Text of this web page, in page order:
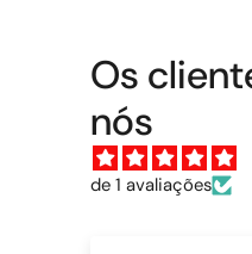
Os
nós
de 1 avaliações